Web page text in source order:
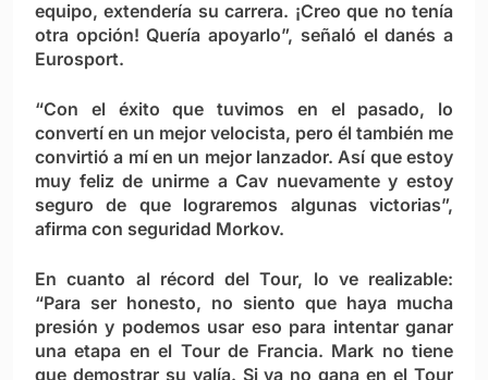
equipo, extendería su carrera. ¡Creo que no tenía
otra opción! Quería apoyarlo”, señaló el danés a
Eurosport.
“Con el éxito que tuvimos en el pasado, lo
convertí en un mejor velocista, pero él también me
convirtió a mí en un mejor lanzador. Así que estoy
muy feliz de unirme a Cav nuevamente y estoy
seguro de que lograremos algunas victorias”,
afirma con seguridad Morkov.
En cuanto al récord del Tour, lo ve realizable:
“Para ser honesto, no siento que haya mucha
presión y podemos usar eso para intentar ganar
una etapa en el Tour de Francia. Mark no tiene
que demostrar su valía. Si ya no gana en el Tour